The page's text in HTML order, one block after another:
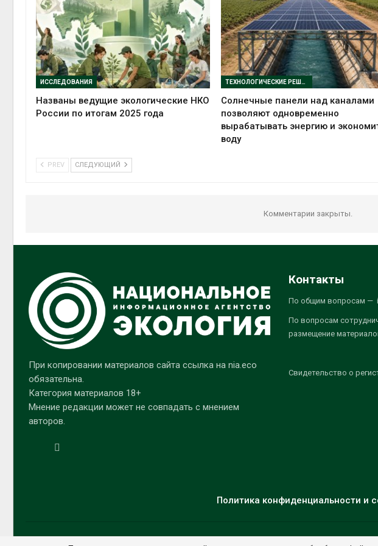
ИССЛЕДОВАНИЯ
Названы ведущие экологические НКО
России по итогам 2025 года
ТЕХНОЛОГИЧЕСКИЕ РЕШЕНИЯ
Солнечные панели над каналами
позволяют одновременно
вырабатывать энергию и
воду
PREV СЛЕДУЮЩИЙ
Комментарии закрыты.
При копировании материалов сайта ссылка на nia.eco
обязательна.
Категория материалов 18+
Мнение редакции может не совпадать с мнением
авторов.
Контакты
По общим вопросам —
По вопросам
размещение
Свидетельство о
Политика конфиденциальности и